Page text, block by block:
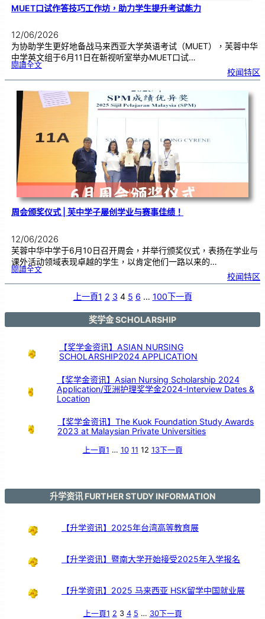
MUET口试作答技巧工作坊，助力学生提升考试能力
12/06/2026
为协助学生更好地备战马来西亚大学英语考试（MUET），芙蓉中华
中学英文组于6月11日在新视听室举办MUET口试…
閱讀全文:
M
T
试
作
答
技
巧
工
力
学
生
提
校闻特区
周会颁奖仪式 | 芙中学子屡创学业与赛事佳绩！
12/06/2026
芙蓉中华中学于6月10日召开周会，并举行颁奖仪式，表扬在学业与
课外活动领域表现卓越的学生，以肯定他们一路以来的…
閱讀全文:周
奖
子
学
校闻特区
上一頁1 2 3 4 5 6 … 100下一頁
奖学金 SCHOLARSHIP
【奖学金资讯】ASIAN NURSING
SCHOLARSHIP2024 APPLICATION
【奖学金资讯】Asian Nursing Scholarship 2024
Application/亚洲护理奖学金2024-Interview Dates &
Location
【奖学金资讯】The Kuok Foundation Study Awards
2023 at Malaysian Private Universities
上一頁1 … 10 11 12 13下一頁
升学资讯 FURTHER STUDY INFORMATION
【升学资讯】2025年台湾高等教育展
【升学资讯】暨南大学开始接受2025年入学报名
【升学资讯】2025 马来西亚 HSK留学中国就业展
上一頁1 2 3 4 5 … 30下一頁